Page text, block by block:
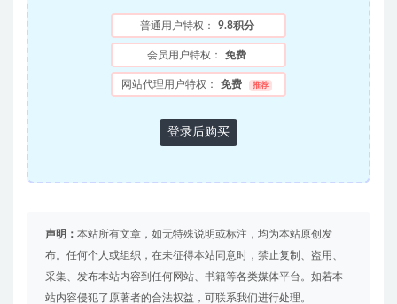
普通用户特权： 9.8积分
会员用户特权： 免费
网站代理用户特权： 免费 推荐
登录后购买
声明： 本站所有文章，如无特殊说明或标注，均为本站原创发
布。任何个人或组织，在未征得本站同意时，禁止复制、盗用、
采集、发布本站内容到任何网站、书籍等各类媒体平台。如若本
站内容侵犯了原著者的合法权益，可联系我们进行处理。